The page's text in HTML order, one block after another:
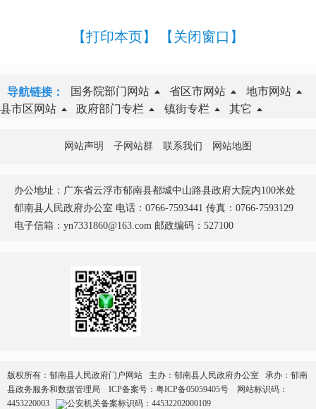
【打印本页】 【关闭窗口】
导航链接： 国务院部门网站 省区市网站
地市网站
县市区网站
政府部门专栏 镇街专栏 其它
网站声明 子网站群 联系我们 网站地图
办公地址：广东省云浮市郁南县都城中山路县政府大院内100米处
郁南县人民政府办公室 电话：0766-7593441 传真：0766-7593129
电子信箱：yn7331860@163.com 邮政编码：527100
版权所有：郁南县人民政府门户网站 主办：郁南县人民政府办公室 承办：郁南
县政务服务和数据管理局 ICP备案号： 粤ICP备05059405号
网站标识码：
4453220003
公安机关备案标识码：44532202000109